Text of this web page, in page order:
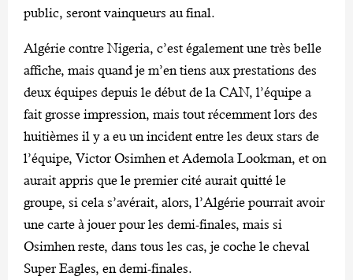
public, seront vainqueurs au final.
Algérie contre Nigeria, c’est également une très belle
affiche, mais quand je m’en tiens aux prestations des
deux équipes depuis le début de la CAN, l’équipe a
fait grosse impression, mais tout récemment lors des
huitièmes il y a eu un incident entre les deux stars de
l’équipe, Victor Osimhen et Ademola Lookman, et on
aurait appris que le premier cité aurait quitté le
groupe, si cela s’avérait, alors, l’Algérie pourrait avoir
une carte à jouer pour les demi-finales, mais si
Osimhen reste, dans tous les cas, je coche le cheval
Super Eagles, en demi-finales.